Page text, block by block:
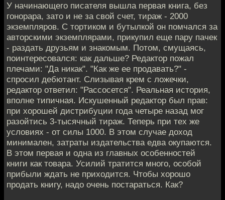
У начинающего писателя вышла первая книга, без
гонорара, зато и не за свой счет, тираж - 2000
экземпляров. С тортиком и бутылкой он помчался за
авторскими экземплярами, прикупил еще пару пачек
- раздать друзьям и знакомым. Потом, смущаясь,
поинтересовался: как дальше? Редактор пожал
плечами: "Да никак". "Как же ее продавать?" -
спросил дебютант. Слизывая крем с ложечки,
редактор ответил: "Рассосется". Реальная история,
вполне типичная. Искушенный редактор был прав:
при хорошей дистрибуции года четыре назад мог
разойтись 3-тысячный тираж. Теперь при тех же
условиях - от силы 1000. В этом случае доход
минимален, затраты издательства едва окупаются.
В этом первая и одна из главных особенностей
книги как товара. Усилий тратится много, особой
прибыли ждать не приходится. Чтобы хорошо
продать книгу, надо очень постараться. Как?